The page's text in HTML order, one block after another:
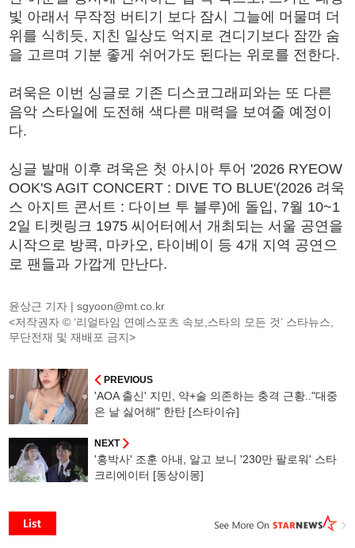
빛 아래서 무작정 버티기 보다 잠시 그늘에 머물며 더
위를 식히듯, 지친 일상도 억지로 견디기보다 잠깐 숨
을 고르며 기분 좋게 쉬어가도 된다는 위로를 전한다.
려욱은 이번 싱글로 기존 디스코그래피와는 또 다른
음악 스타일에 도전해 색다른 매력을 보여줄 예정이
다.
싱글 발매 이후 려욱은 첫 아시아 투어 '2026 RYEOW
OOK'S AGIT CONCERT : DIVE TO BLUE'(2026 려욱
스 아지트 콘서트 : 다이브 투 블루)에 돌입, 7월 10~1
2일 티켓링크 1975 씨어터에서 개최되는 서울 공연을
시작으로 방콕, 마카오, 타이베이 등 4개 지역 공연으
로 팬들과 가깝게 만난다.
윤상근 기자 |sgyoon@mt.co.kr
<저작권자 © ‘리얼타임 연예스포츠 속보,스타의 모든 것’ 스타뉴스,
무단전재 및 재배포 금지>
PREVIOUS
'AOA 출신' 지민, 약+술 의존하는 충격 근황.."대중
은 날 싫어해" 한탄 [스타이슈]
NEXT
'홍박사' 조훈 아내, 알고 보니 '230만 팔로워' 스타
크리에이터 [동상이몽]